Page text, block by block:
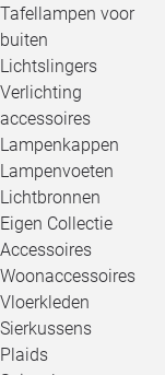
Tafellampen voor
buiten
Lichtslingers
Verlichting
accessoires
Lampenkappen
Lampenvoeten
Lichtbronnen
Eigen Collectie
Accessoires
Woonaccessoires
Vloerkleden
Sierkussens
Plaids